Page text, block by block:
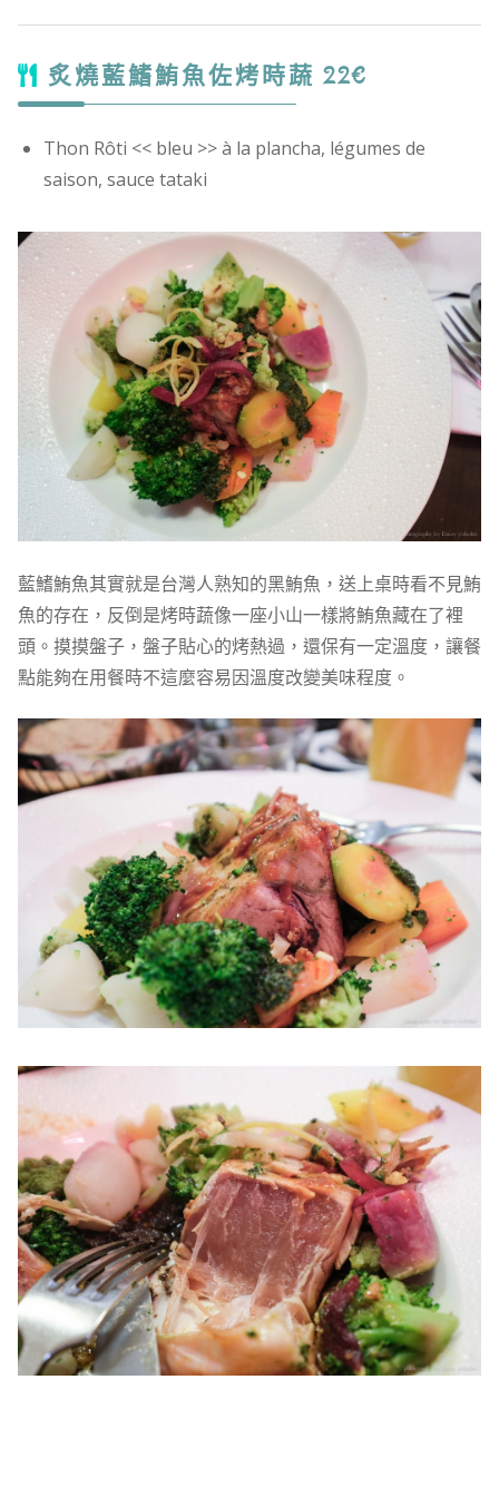
炙燒藍鰭鮪魚佐烤時蔬 22€
Thon Rôti << bleu >> à la plancha, légumes de
saison, sauce tataki
藍鰭鮪魚其實就是台灣人熟知的黑鮪魚，送上桌時看不見鮪
魚的存在，反倒是烤時蔬像一座小山一樣將鮪魚藏在了裡
頭。摸摸盤子，盤子貼心的烤熱過，還保有一定溫度，讓餐
點能夠在用餐時不這麼容易因溫度改變美味程度。